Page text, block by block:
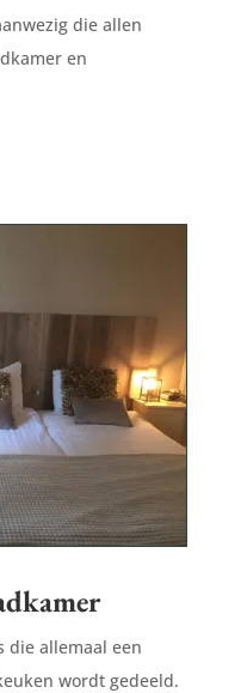
die allen
en
die allemaal een
wordt gedeeld.